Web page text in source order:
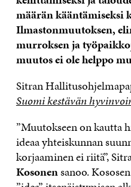
määrän kääntämiseksi
Ilmastonmuutoksen,
murroksen ja
muutos ei ole helppo
Sitran
Suomi kestävän
”Muutokseen on kautta
ideaa yhteiskunnan
korjaaminen ei riitä”,
Kosonensanoo.